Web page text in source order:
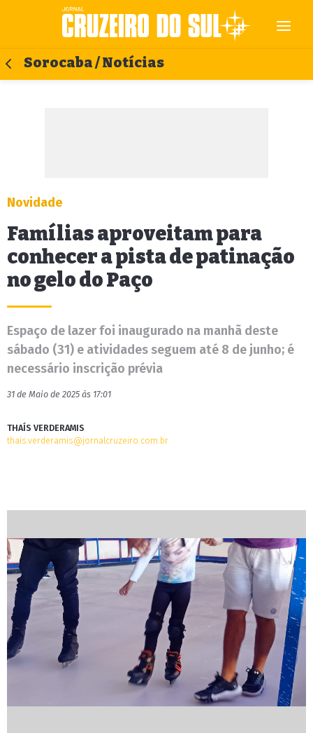
Sorocaba / Notícias
Novidade
Famílias aproveitam para
conhecer a pista de patinação
no gelo do Paço
Espaço de lazer foi inaugurado na manhã deste
sábado (31) e atividades seguem até 8 de junho; é
necessário inscrição prévia
31 de Maio de 2025 às 17:01
THAÍS VERDERAMIS
thais.verderamis@jornalcruzeiro.com.br